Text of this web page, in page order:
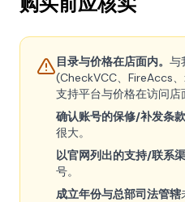
目录与价格在店面内。 与
(CheckVCC、FireAccs
支持平台与价格在访问店
确认账号的保修/补发条款
很大。
以官网列出的支持/联系
号。
成立年份与总部司法管辖